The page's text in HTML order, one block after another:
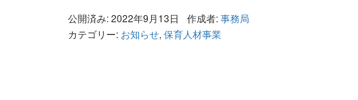
公開済み: 2022年9月13日 作成者:事務局
カテゴリー: お知らせ, 保育人材事業